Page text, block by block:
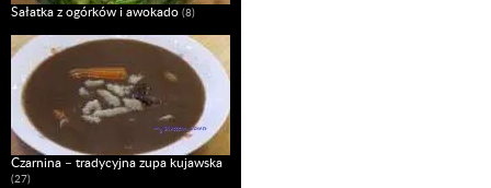
Sałatka z ogórków i awokado (8)
Czarnina – tradycyjna zupa kujawska
(27)